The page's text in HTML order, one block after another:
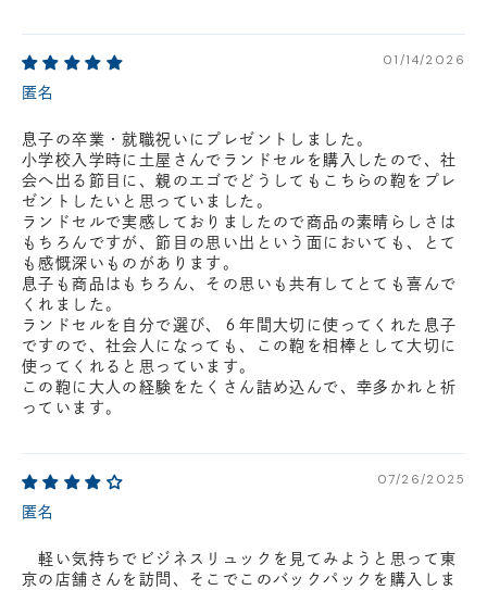
01/14/2026
匿名
息子の卒業・就職祝いにプレゼントしました。
小学校入学時に土屋さんでランドセルを購入したので、社
会へ出る節目に、親のエゴでどうしてもこちらの鞄をプレ
ゼントしたいと思っていました。
ランドセルで実感しておりましたので商品の素晴らしさは
もちろんですが、節目の思い出という面においても、とて
も感慨深いものがあります。
息子も商品はもちろん、その思いも共有してとても喜んで
くれました。
ランドセルを自分で選び、６年間大切に使ってくれた息子
ですので、社会人になっても、この鞄を相棒として大切に
使ってくれると思っています。
この鞄に大人の経験をたくさん詰め込んで、幸多かれと祈
っています。
07/26/2025
匿名
軽い気持ちでビジネスリュックを見てみようと思って東
京の店舗さんを訪問、そこでこのバックパックを購入しま